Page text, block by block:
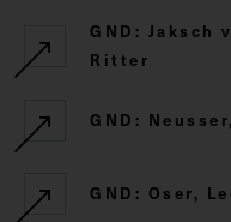
GND: Jaksch
Ritter
GND:
GND: Oser,